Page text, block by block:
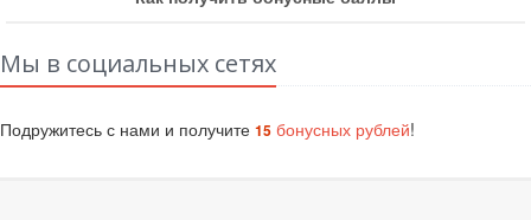
Мы в социальных сетях
Подружитесь с нами и получите 15 бонусных рублей!